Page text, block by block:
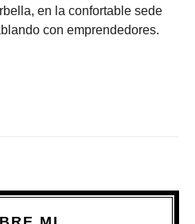
en la confortable sede
con emprendedores.